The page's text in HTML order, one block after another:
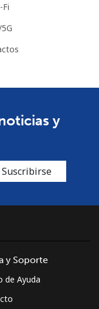
y
Suscribirse
y Soporte
de Ayuda